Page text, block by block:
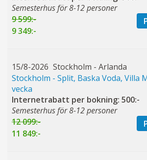
Semesterhus för 8-12 personer
9 599:-
9 349:-
15/8-2026 Stockholm - Arlanda
Stockholm - Split, Baska Voda, Villa
vecka
Internetrabatt per bokning: 500:-
Semesterhus för 8-12 personer
12 099:-
11 849:-